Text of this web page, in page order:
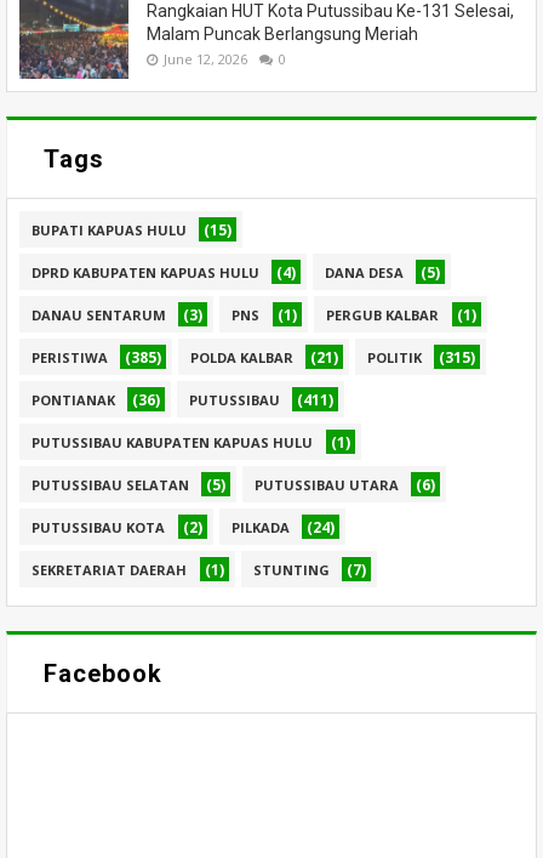
Rangkaian HUT Kota Putussibau Ke-131 Selesai,
Malam Puncak Berlangsung Meriah
June 12, 2026 0
Tags
BUPATI KAPUAS HULU (15)
DPRD KABUPATEN KAPUAS HULU (4) DANA DESA (5)
DANAU SENTARUM (3) PNS (1) PERGUB KALBAR (1)
PERISTIWA (385) POLDA KALBAR (21) POLITIK (315)
PONTIANAK (36) PUTUSSIBAU (411)
PUTUSSIBAU KABUPATEN KAPUAS HULU (1)
PUTUSSIBAU SELATAN (5) PUTUSSIBAU UTARA (6)
PUTUSSIBAU KOTA (2) PILKADA (24)
SEKRETARIAT DAERAH (1) STUNTING (7)
Facebook